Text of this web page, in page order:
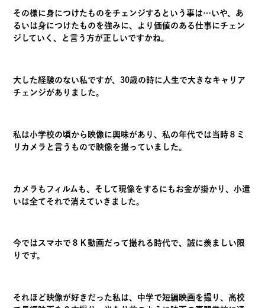
その様に身につけたものをチェンジするという事は…いや、あ
るいは身につけたものを強みに、より価値のある仕事にチェン
ジしていく、と言う方が正しいですかね。
大した経験のない私ですが、30歳の時に人生で大きなキャリア
チェンジがありました。
私は小学校の頃から映像に興味があり、私の年代では当時８ミ
リカメラと言うもので映像を撮っていました。
カメラもフィルムも、そして現像をするにもお金が掛かり、小遣
いは全てそれで消えていきました。
今ではスマホで８Ｋ動画だって撮れる時代で、誠に羨ましい限
りです。
それほど映像が好きだった私は、中学で短編映画を撮り、高校